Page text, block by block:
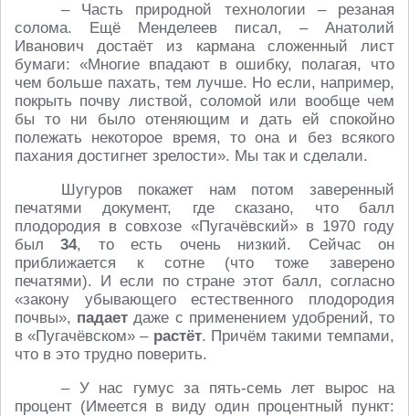
– Часть природной технологии – резаная
солома. Ещё Менделеев писал, – Анатолий
Иванович достаёт из кармана сложенный лист
бумаги: «Многие впадают в ошибку, полагая, что
чем больше пахать, тем лучше. Но если, например,
покрыть почву листвой, соломой или вообще чем
бы то ни было отеняющим и дать ей спокойно
полежать некоторое время, то она и без всякого
пахания достигнет зрелости». Мы так и сделали.
Шугуров покажет нам потом заверенный
печатями документ, где сказано, что балл
плодородия в совхозе «Пугачёвский» в 1970 году
был34, то есть очень низкий. Сейчас он
приближается к сотне (что тоже заверено
печатями). И если по стране этот балл, согласно
«закону убывающего естественного плодородия
почвы», падает даже с применением удобрений, то
в «Пугачёвском» – растёт. Причём такими темпами,
что в это трудно поверить.
– У нас гумус за пять-семь лет вырос на
процент (Имеется в виду один процентный пункт: